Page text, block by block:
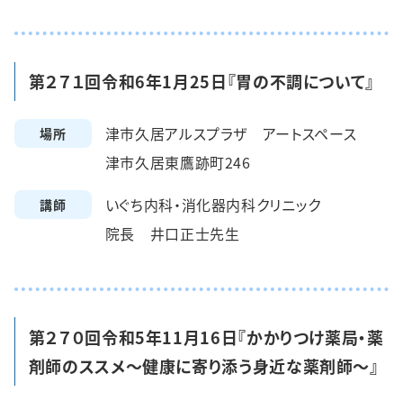
第２７１回令和6年1月25日『胃の不調について』
場所
津市久居アルスプラザ アートスペース
津市久居東鷹跡町246
講師
いぐち内科・消化器内科クリニック
院長 井口正士先生
第２７０回令和5年11月16日『かかりつけ薬局・薬
剤師のススメ～健康に寄り添う身近な薬剤師～』